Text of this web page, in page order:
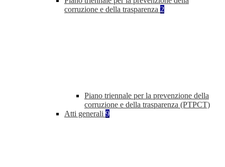
corruzione e della trasparenza 2
Piano triennale per la prevenzione della
corruzione e della trasparenza (PTPCT)
Atti generali 9